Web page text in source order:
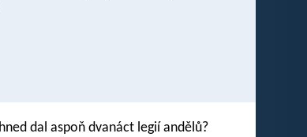
dal aspoň dvanáct legií andělů?